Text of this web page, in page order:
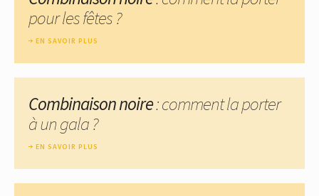
pour les fêtes ?
EN SAVOIR PLUS
Combinaison noire: comment la porter
à un gala ?
EN SAVOIR PLUS